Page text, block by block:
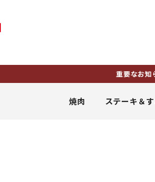
重要なお知らせ
焼肉 ステーキ＆